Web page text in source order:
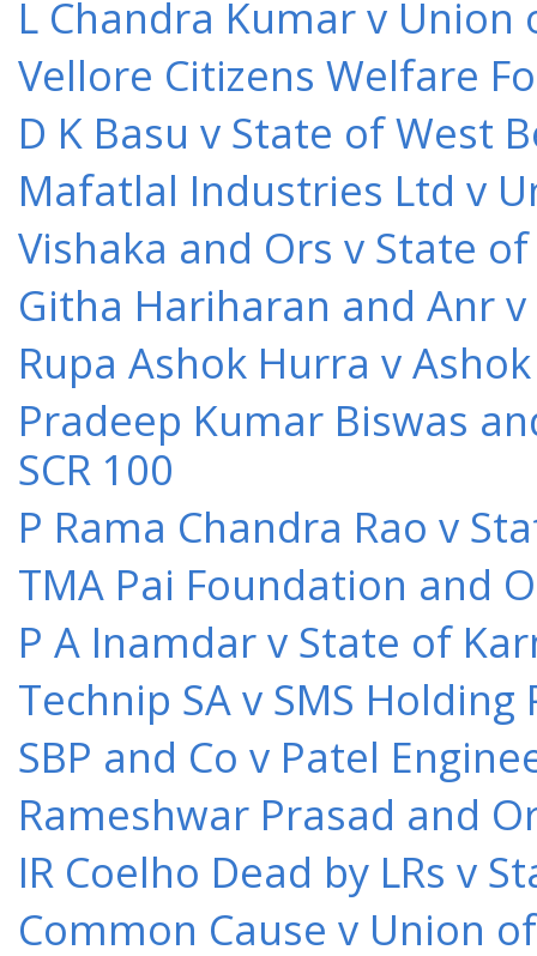
L Chandra Kumar v Union
Vellore Citizens Welfare
D K Basu v State of West
Mafatlal Industries Ltd v
Vishaka and Ors v State
Githa Hariharan and Anr
Rupa Ashok Hurra v
Pradeep Kumar Biswas
SCR 100
P Rama Chandra Rao v
TMA Pai Foundation and
P A Inamdar v State of
Technip SA v SMS
SBP and Co v Patel
Rameshwar Prasad and
IR Coelho Dead by LRs v
Common Cause v Union